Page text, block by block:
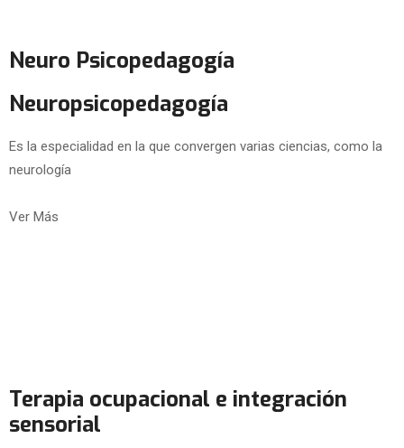
Neuro Psicopedagogía
Neuropsicopedagogía
Es la especialidad en la que convergen varias ciencias, como la
neurología
Ver Más
Terapia ocupacional e integración
sensorial